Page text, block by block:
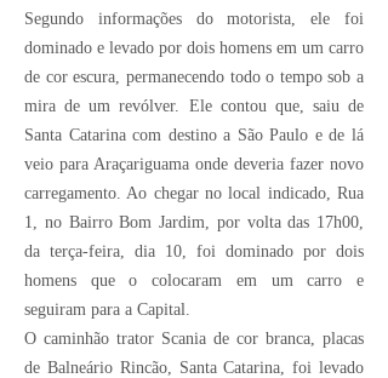
Segundo informações do motorista, ele foi
dominado e levado por dois homens em um carro
de cor escura, permanecendo todo o tempo sob a
mira de um revólver. Ele contou que, saiu de
Santa Catarina com destino a São Paulo e de lá
veio para Araçariguama onde deveria fazer novo
carregamento. Ao chegar no local indicado, Rua
1, no Bairro Bom Jardim, por volta das 17h00,
da terça-feira, dia 10, foi dominado por dois
homens que o colocaram em um carro e
seguiram para a Capital.
O caminhão trator Scania de cor branca, placas
de Balneário Rincão, Santa Catarina, foi levado